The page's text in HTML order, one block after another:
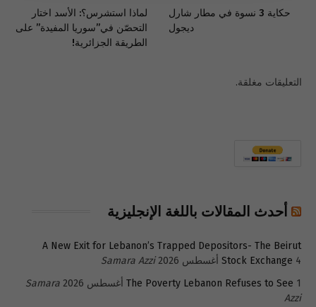
حكاية 3 نسوة في مطار شارل
ديجول
لماذا استشرس؟: الأسد اختار
التحصّن في”سوريا المفيدة” على
الطريقة الجزائرية!
التعليقات مغلقة.
أحدث المقالات باللغة الإنجليزية
A New Exit for Lebanon’s Trapped Depositors- The Beirut
Stock Exchange 4 أغسطس 2026
Samara Azzi
The Poverty Lebanon Refuses to See 1 أغسطس 2026
Samara
Azzi